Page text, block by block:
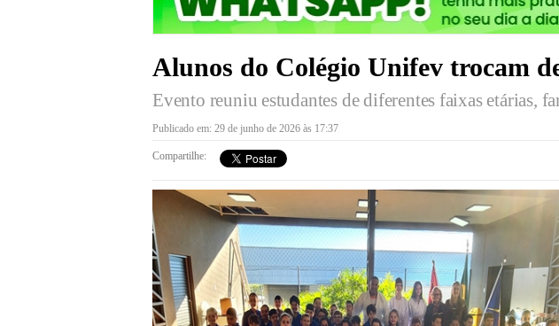
Alunos do Colégio Unifev trocam
Evento reuniu estudantes de diferentes faixas etárias,
Publicado em: 29 de junho de 2026 às 17:37
Compartilhe: